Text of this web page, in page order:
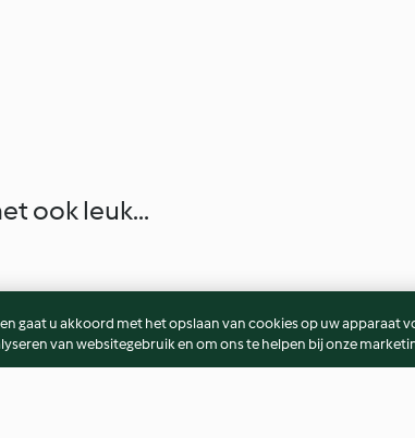
ook leuk...
gaat u akkoord met het opslaan van cookies op uw apparaat
van websitegebruik en om ons te helpen bij onze